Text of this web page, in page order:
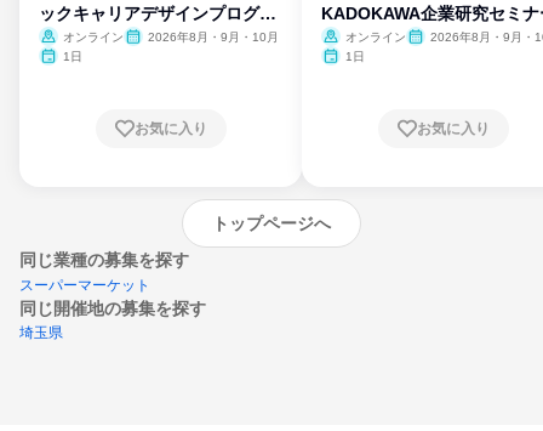
ックキャリアデザインプログラ
ム
オンライン
2026年8月・9月・10月
1日
お気に入り
KADOKAWA企業研究セミナ
オンライン
2026年8月・9月・
1日
お気に入り
トップページへ
同じ業種の募集を探す
スーパーマーケット
同じ開催地の募集を探す
埼玉県